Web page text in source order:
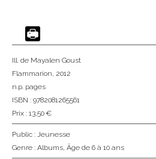
Ill. de Mayalen Goust
Flammarion, 2012
n.p. pages
ISBN : 9782081265561
Prix : 13,50 €
Public : Jeunesse
Genre : Albums, Âge de 6 à 10 ans